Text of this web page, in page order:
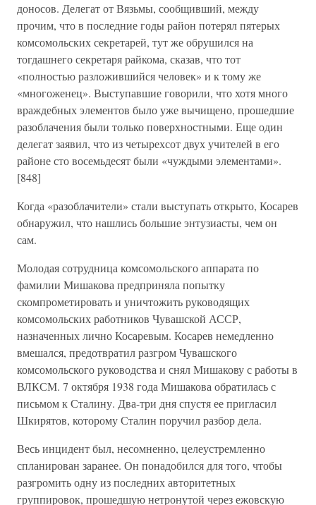
доносов. Делегат от Вязьмы, сообщивший, между
прочим, что в последние годы район потерял пятерых
комсомольских секретарей, тут же обрушился на
тогдашнего секретаря райкома, сказав, что тот
«полностью разложившийся человек» и к тому же
«многоженец». Выступавшие говорили, что хотя много
враждебных элементов было уже вычищено, прошедшие
разоблачения были только поверхностными. Еще один
делегат заявил, что из четырехсот двух учителей в его
районе сто восемьдесят были «чуждыми элементами».
[848]
Когда «разоблачители» стали выступать открыто, Косарев
обнаружил, что нашлись большие энтузиасты, чем он
сам.
Молодая сотрудница комсомольского аппарата по
фамилии Мишакова предприняла попытку
скомпрометировать и уничтожить руководящих
комсомольских работников Чувашской АССР,
назначенных лично Косаревым. Косарев немедленно
вмешался, предотвратил разгром Чувашского
комсомольского руководства и снял Мишакову с работы в
ВЛКСМ. 7 октября 1938 года Мишакова обратилась с
письмом к Сталину. Два-три дня спустя ее пригласил
Шкирятов, которому Сталин поручил разбор дела.
Весь инцидент был, несомненно, целеустремленно
спланирован заранее. Он понадобился для того, чтобы
разгромить одну из последних авторитетных
группировок, прошедшую нетронутой через ежовскую